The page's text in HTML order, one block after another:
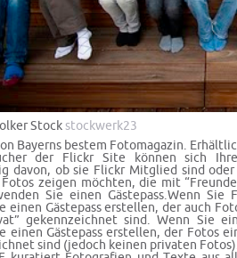
Stock stockwerk23
Bayerns bestem Fotomagazin.
der Flickr Site können sich
davon, ob sie Flickr Mitglied sind
zeigen möchten, die mit
Sie einen Gästepass.Wenn
einen Gästepass erstellen, der auch
gekennzeichnet sind. Wenn Sie
einen Gästepass erstellen, der Fotos
sind (jedoch keinen privaten